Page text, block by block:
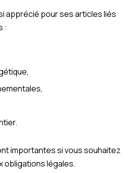
apprécié pour ses articles liés
:
importantes si vous souhaitez
obligations légales.